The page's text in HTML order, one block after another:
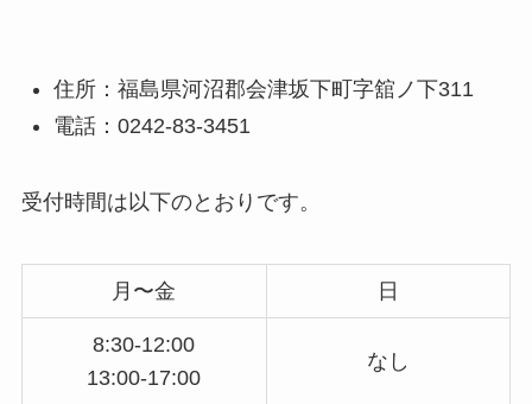
住所：福島県河沼郡会津坂下町字舘ノ下311
電話：0242-83-3451
受付時間は以下のとおりです。
月〜金 日
8:30-12:00
13:00-17:00
なし